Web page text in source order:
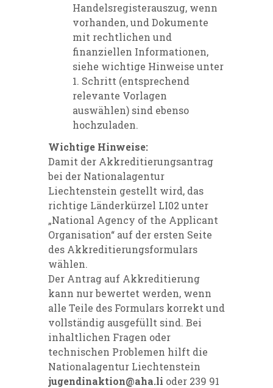
Handelsregisterauszug, wenn
vorhanden, und Dokumente
mit rechtlichen und
finanziellen Informationen,
siehe wichtige Hinweise unter
1. Schritt (entsprechend
relevante Vorlagen
auswählen) sind ebenso
hochzuladen.
Wichtige Hinweise:
Damit der Akkreditierungsantrag
bei der Nationalagentur
Liechtenstein gestellt wird, das
richtige Länderkürzel LI02 unter
„National Agency of the Applicant
Organisation“ auf der ersten Seite
des Akkreditierungsformulars
wählen.
Der Antrag auf Akkreditierung
kann nur bewertet werden, wenn
alle Teile des Formulars korrekt und
vollständig ausgefüllt sind. Bei
inhaltlichen Fragen oder
technischen Problemen hilft die
Nationalagentur Liechtenstein
jugendinaktion@aha.li oder 239 91